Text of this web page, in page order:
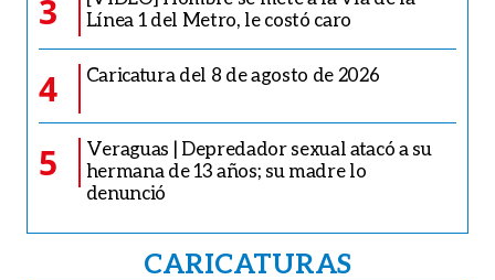
3
Línea 1 del Metro, le costó caro
4 Caricatura del 8 de agosto de 2026
5
Veraguas | Depredador sexual atacó a su
hermana de 13 años; su madre lo
denunció
CARICATURAS